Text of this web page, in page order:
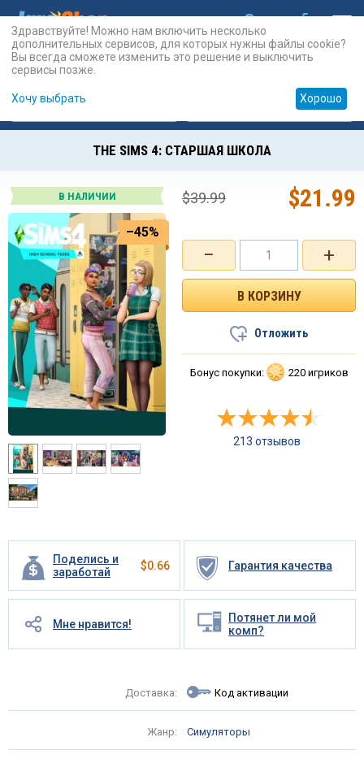
Карты Prepaid
THE SIMS 4: СТАРШАЯ ШКОЛА
В НАЛИЧИИ
–45%
Поделись и
заработай
$0.66 Гарантия качества
Мне нравится!
Потянет ли мой
комп?
Доставка: Код активации
Жанр: Симуляторы
+
−
$21.99
$39.99
Отложить
Бонус покупки: 220 игриков
213 отзывов
Здравствуйте! Можно нам включить несколько
дополнительных сервисов, для которых нужны файлы cookie?
Вы всегда сможете изменить это решение и выключить
сервисы позже.
Хочу выбрать Хорошо